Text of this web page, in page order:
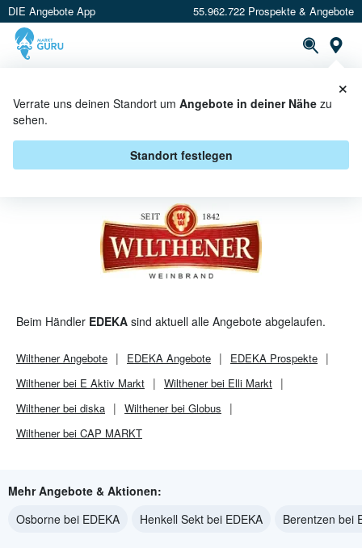
DIE Angebote App 55.962.722 Prospekte & Angebote
Verrate uns deinen Standort um Angebote in deiner Nähe zu
sehen.
Standort festlegen
×
WILTHENER BEI EDEKA -
ANGEBOTE & AKTIONEN
Beim Händler EDEKA sind aktuell alle Angebote abgelaufen.
WilthenerAngebote EDEKA Angebote EDEKA Prospekte
Wilthener bei E Aktiv Markt
Wilthener bei Elli Markt
Wilthener bei diska
Wilthener bei Globus
Wilthener bei CAP MARKT
Mehr Angebote & Aktionen:
Osborne bei EDEKA
Henkell Sekt bei EDEKA Berentzen bei